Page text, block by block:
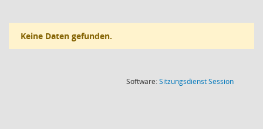
Keine Daten gefunden.
Software:SitzungsdienstSession(Wird in